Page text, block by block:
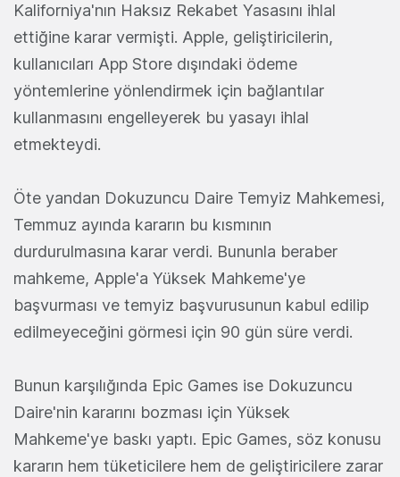
Kaliforniya'nın Haksız Rekabet Yasasını ihlal
ettiğine karar vermişti. Apple, geliştiricilerin,
kullanıcıları App Store dışındaki ödeme
yöntemlerine yönlendirmek için bağlantılar
kullanmasını engelleyerek bu yasayı ihlal
etmekteydi.
Öte yandan Dokuzuncu Daire Temyiz Mahkemesi,
Temmuz ayında kararın bu kısmının
durdurulmasına karar verdi. Bununla beraber
mahkeme, Apple'a Yüksek Mahkeme'ye
başvurması ve temyiz başvurusunun kabul edilip
edilmeyeceğini görmesi için 90 gün süre verdi.
Bunun karşılığında Epic Games ise Dokuzuncu
Daire'nin kararını bozması için Yüksek
Mahkeme'ye baskı yaptı. Epic Games, söz konusu
kararın hem tüketicilere hem de geliştiricilere zarar